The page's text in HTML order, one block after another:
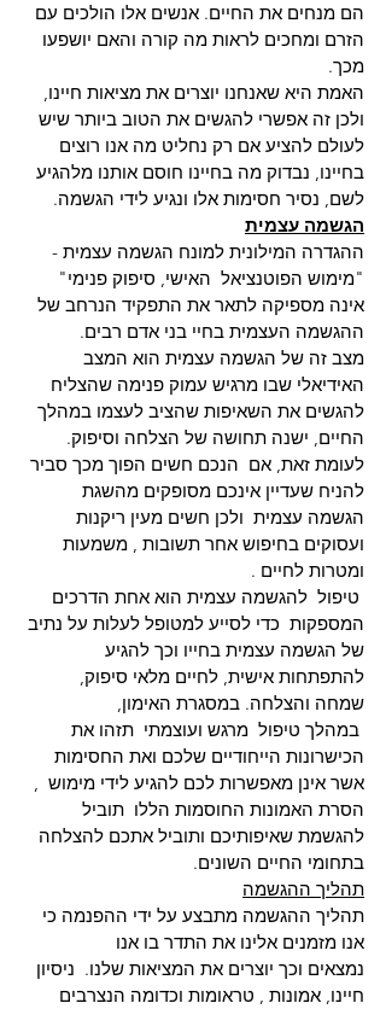
הם מנחים את החיים. אנשים אלו הולכים עם
הזרם ומחכים לראות מה קורה והאם יושפעו
מכך.
האמת היא שאנחנו יוצרים את מציאות חיינו,
ולכן זה אפשרי להגשים את הטוב ביותר שיש
לעולם להציע אם רק נחליט מה אנו רוצים
בחיינו, נבדוק מה בחיינו חוסם אותנו מלהגיע
לשם, נסיר חסימות אלו ונגיע לידי הגשמה.
הגשמה עצמית
ההגדרה המילונית למונח הגשמה עצמית -
"מימוש הפוטנציאל  האישי, סיפוק פנימי"
אינה מספיקה לתאר את התפקיד הנרחב של
ההגשמה העצמית בחיי בני אדם רבים.
מצב זה של הגשמה עצמית הוא המצב
האידיאלי שבו מרגיש עמוק פנימה שהצליח
להגשים את השאיפות שהציב לעצמו במהלך
החיים, ישנה תחושה של הצלחה וסיפוק.
לעומת זאת, אם  הנכם חשים הפוך מכך סביר
להניח שעדיין אינכם מסופקים מהשגת
הגשמה עצמית  ולכן חשים מעין ריקנות
ועסוקים בחיפוש אחר תשובות , משמעות
ומטרות לחיים .
טיפול  להגשמה עצמית הוא אחת הדרכים
המספקות  כדי לסייע למטופל לעלות על נתיב
של הגשמה עצמית בחייו וכך להגיע
להתפתחות אישית, לחיים מלאי סיפוק,
שמחה והצלחה. במסגרת האימון,
במהלך טיפול  מרגש ועוצמתי  תזהו את
הכישרונות הייחודיים שלכם ואת החסימות
אשר אינן מאפשרות לכם להגיע לידי מימוש  ,
הסרת האמונות החוסמות הללו  תוביל
להגשמת שאיפותיכם ותוביל אתכם להצלחה
בתחומי החיים השונים.
תהליך ההגשמה
תהליך ההגשמה מתבצע על ידי ההפנמה כי
אנו מזמנים אלינו את התדר בו אנו
נמצאים וכך יוצרים את המציאות שלנו.  ניסיון
חיינו, אמונות , טראומות וכדומה הנצרבים